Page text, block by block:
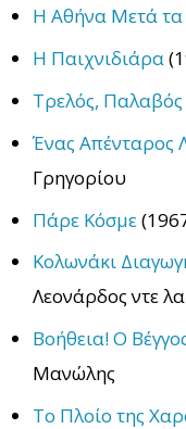
Η Αθήνα Μετά
Η Παιχνιδιάρα
Τρελός, Παλαβός
Ένας Απένταρος
Γρηγορίου
Πάρε Κόσμε
Κολωνάκι
Λεονάρδος ντε
Βοήθεια! Ο
Μανώλης
Το Πλοίο της